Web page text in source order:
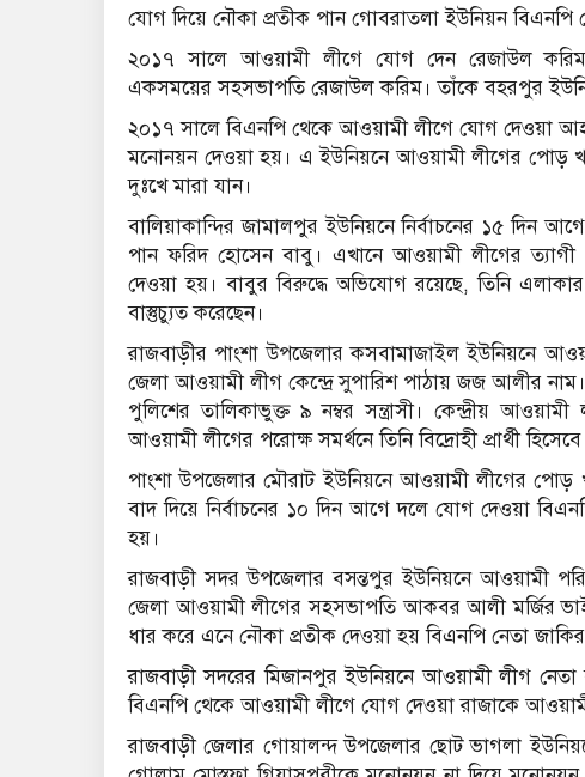
যোগ দিয়ে নৌকা প্রতীক পান গোবরাতলা ইউনিয়ন বিএনপি
২০১৭ সালে আওয়ামী লীগে যোগ দেন রেজাউল
একসময়ের সহসভাপতি রেজাউল করিম। তাঁকে বহরপুর
২০১৭ সালে বিএনপি থেকে আওয়ামী লীগে যোগ দেওয়া
মনোনয়ন দেওয়া হয়। এ ইউনিয়নে আওয়ামী লীগের পোড়
দুঃখে মারা যান।
বালিয়াকান্দির জামালপুর ইউনিয়নে নির্বাচনের ১৫ দিন
পান ফরিদ হোসেন বাবু। এখানে আওয়ামী লীগের
দেওয়া হয়। বাবুর বিরুদ্ধে অভিযোগ রয়েছে, তিনি
বাস্তুচ্যুত করেছেন।
রাজবাড়ীর পাংশা উপজেলার কসবামাজাইল ইউনিয়নে
জেলা আওয়ামী লীগ কেন্দ্রে সুপারিশ পাঠায় জজ আলীর
পুলিশের তালিকাভুক্ত ৯ নম্বর সন্ত্রাসী। কেন্দ্রীয়
আওয়ামী লীগের পরোক্ষ সমর্থনে তিনি বিদ্রোহী প্রার্থী হিসেবে
পাংশা উপজেলার মৌরাট ইউনিয়নে আওয়ামী লীগের পোড়
বাদ দিয়ে নির্বাচনের ১০ দিন আগে দলে যোগ দেওয়া
হয়।
রাজবাড়ী সদর উপজেলার বসন্তপুর ইউনিয়নে আওয়ামী
জেলা আওয়ামী লীগের সহসভাপতি আকবর আলী মর্জির
ধার করে এনে নৌকা প্রতীক দেওয়া হয় বিএনপি নেতা
রাজবাড়ী সদরের মিজানপুর ইউনিয়নে আওয়ামী লীগ
বিএনপি থেকে আওয়ামী লীগে যোগ দেওয়া রাজাকে
রাজবাড়ী জেলার গোয়ালন্দ উপজেলার ছোট ভাগলা